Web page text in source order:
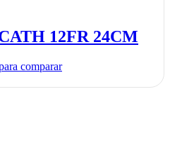
12FR 24CM
comparar